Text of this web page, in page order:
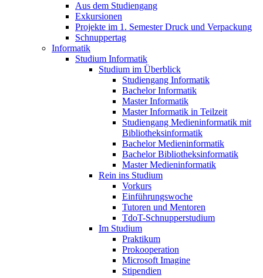
Aus dem Studiengang
Exkursionen
Projekte im 1. Semester Druck und Verpackung
Schnuppertag
Informatik
Studium Informatik
Studium im Überblick
Studiengang Informatik
Bachelor Informatik
Master Informatik
Master Informatik in Teilzeit
Studiengang Medieninformatik mit
Bibliotheksinformatik
Bachelor Medieninformatik
Bachelor Bibliotheksinformatik
Master Medieninformatik
Rein ins Studium
Vorkurs
Einführungswoche
Tutoren und Mentoren
TdoT-Schnupperstudium
Im Studium
Praktikum
Prokooperation
Microsoft Imagine
Stipendien